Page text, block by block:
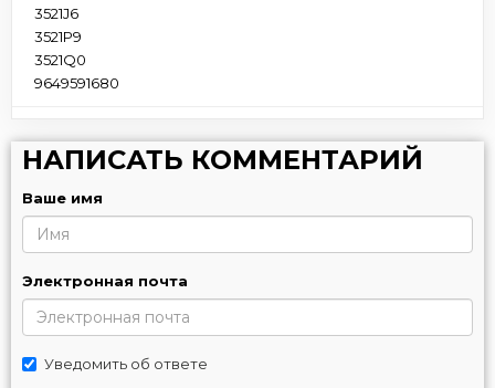
3521J6
3521P9
3521Q0
9649591680
НАПИСАТЬ КОММЕНТАРИЙ
Ваше имя
Электронная почта
Уведомить об ответе